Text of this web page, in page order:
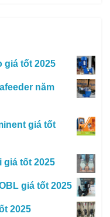
giá tốt 2025
năm
giá tốt
giá tốt 2025
giá tốt 2025
2025